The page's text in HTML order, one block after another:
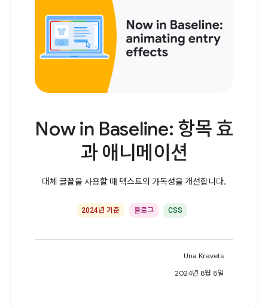
Now in Baseline: 항목 효
과 애니메이션
대체 글꼴을 사용할 때 텍스트의 가독성을 개선합니다.
2024년 기준 블로그 CSS
Una Kravets
2024년 8월 8일